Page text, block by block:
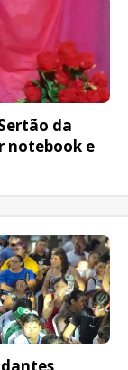
da
notebook e